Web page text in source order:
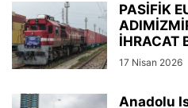
PASİFİK
İHRACAT
17 Nisan 2026
Anadolu